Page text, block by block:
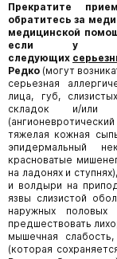
Прекратите
обратитесь за
медицинской
если у
следующих
Редко (могут
серьезная
лица, губ,
складок и/или
(ангионевротический
тяжелая кожная
эпидермальный
красноватые
на ладонях и
и волдыри на
язвы слизистой
наружных
предшествовать
мышечная
(которая